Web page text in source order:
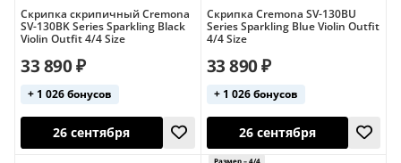
Румыния
Фиолетовые
Чёрные
Чёрные (4/4)
Чехия (4/4)
26 сентября 26 сентября
Скрипка скрипичный Cremona
SV-130BK Series Sparkling Black
Violin Outfit 4/4 Size
33 890 ₽
+ 1 026 бонусов
Скрипка Cremona SV-130BU
Series Sparkling Blue Violin Outfit
4/4 Size
33 890 ₽
+ 1 026 бонусов